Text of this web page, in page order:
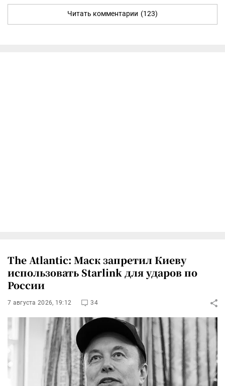
Читать комментарии (123)
The Atlantic: Маск запретил Киеву
использовать Starlink для ударов по
России
7 августа 2026, 19:12 34